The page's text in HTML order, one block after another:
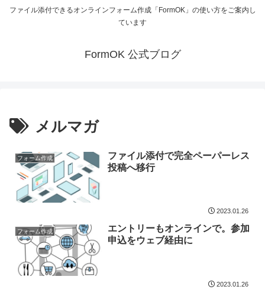
ファイル添付できるオンラインフォーム作成「FormOK」の使い方をご案内し
ています
FormOK 公式ブログ
メルマガ
フォーム作成
ファイル添付で完全ペーパーレス
投稿へ移行
2023.01.26
フォーム作成
エントリーもオンラインで。参加
申込をウェブ経由に
2023.01.26